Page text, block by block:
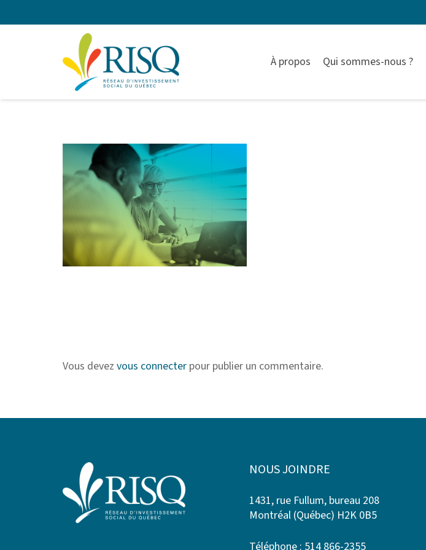
À propos Qui sommes-nous ?
Vous devez vous connecter pour publier un commentaire.
NOUS JOINDRE
1431, rue Fullum, bureau 208
Montréal (Québec) H2K 0B5
Téléphone : 514 866-2355